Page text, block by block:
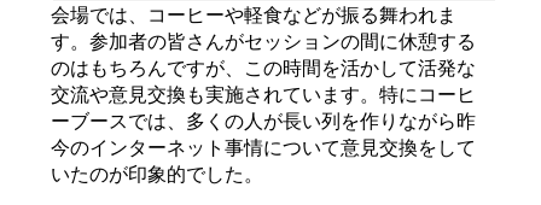
会場では、コーヒーや軽食などが振る舞われま
す。参加者の皆さんがセッションの間に休憩する
のはもちろんですが、この時間を活かして活発な
交流や意見交換も実施されています。特にコーヒ
ーブースでは、多くの人が長い列を作りながら昨
今のインターネット事情について意見交換をして
いたのが印象的でした。